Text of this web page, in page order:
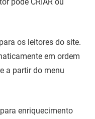
os leitores do site.
em ordem
a partir do menu
enriquecimento